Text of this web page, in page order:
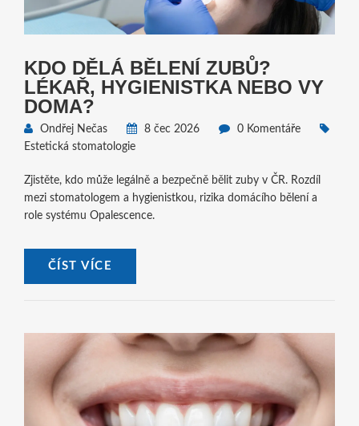
KDO DĚLÁ BĚLENÍ ZUBŮ?
LÉKAŘ, HYGIENISTKA NEBO VY
DOMA?
Ondřej Nečas 8 čec 2026
0 Komentáře
Estetická stomatologie
Zjistěte, kdo může legálně a bezpečně bělit zuby v ČR. Rozdíl
mezi stomatologem a hygienistkou, rizika domácího bělení a
role systému Opalescence.
ČÍST VÍCE